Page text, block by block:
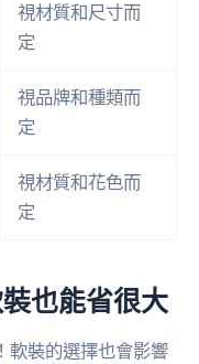
視材質和尺寸而
定
視品牌和種類而
定
視材質和花色而
定
也能省很大
軟裝的選擇也會影響